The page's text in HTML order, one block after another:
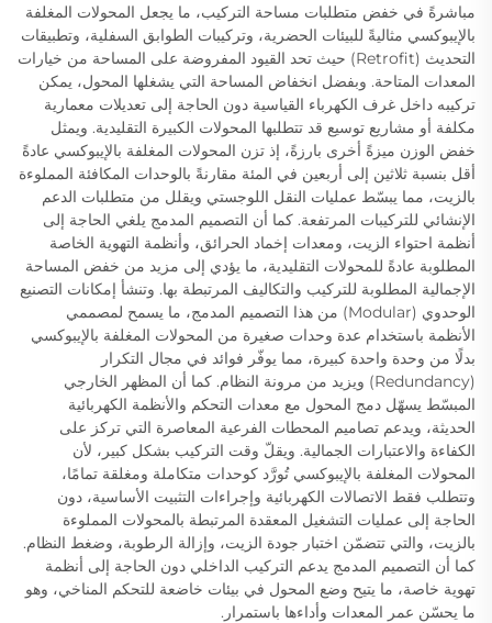
مباشرةً في خفض متطلبات مساحة التركيب، ما يجعل المحولات المغلفة
بالإيبوكسي مثاليةً للبيئات الحضرية، وتركيبات الطوابق السفلية، وتطبيقات
التحديث (Retrofit) حيث تحد القيود المفروضة على المساحة من خيارات
المعدات المتاحة. وبفضل انخفاض المساحة التي يشغلها المحول، يمكن
تركيبه داخل غرف الكهرباء القياسية دون الحاجة إلى تعديلات معمارية
مكلفة أو مشاريع توسيع قد تتطلبها المحولات الكبيرة التقليدية. ويمثل
خفض الوزن ميزةً أخرى بارزةً، إذ تزن المحولات المغلفة بالإيبوكسي عادةً
أقل بنسبة ثلاثين إلى أربعين في المئة مقارنةً بالوحدات المكافئة المملوءة
بالزيت، مما يبسّط عمليات النقل اللوجستي ويقلل من متطلبات الدعم
الإنشائي للتركيبات المرتفعة. كما أن التصميم المدمج يلغي الحاجة إلى
أنظمة احتواء الزيت، ومعدات إخماد الحرائق، وأنظمة التهوية الخاصة
المطلوبة عادةً للمحولات التقليدية، ما يؤدي إلى مزيد من خفض المساحة
الإجمالية المطلوبة للتركيب والتكاليف المرتبطة بها. وتنشأ إمكانات التصنيع
الوحدوي (Modular) من هذا التصميم المدمج، ما يسمح لمصممي
الأنظمة باستخدام عدة وحدات صغيرة من المحولات المغلفة بالإيبوكسي
بدلًا من وحدة واحدة كبيرة، مما يوفّر فوائد في مجال التكرار
(Redundancy) ويزيد من مرونة النظام. كما أن المظهر الخارجي
المبسّط يسهّل دمج المحول مع معدات التحكم والأنظمة الكهربائية
الحديثة، ويدعم تصاميم المحطات الفرعية المعاصرة التي تركز على
الكفاءة والاعتبارات الجمالية. ويقلّ وقت التركيب بشكل كبير، لأن
المحولات المغلفة بالإيبوكسي تُورَّد كوحدات متكاملة ومغلقة تمامًا،
وتتطلب فقط الاتصالات الكهربائية وإجراءات التثبيت الأساسية، دون
الحاجة إلى عمليات التشغيل المعقدة المرتبطة بالمحولات المملوءة
بالزيت، والتي تتضمّن اختبار جودة الزيت، وإزالة الرطوبة، وضغط النظام.
كما أن التصميم المدمج يدعم التركيب الداخلي دون الحاجة إلى أنظمة
تهوية خاصة، ما يتيح وضع المحول في بيئات خاضعة للتحكم المناخي، وهو
ما يحسّن عمر المعدات وأداءها باستمرار.